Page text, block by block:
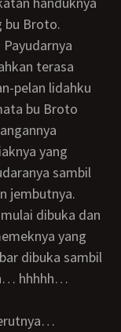
bu Broto.
terasa
pelan lidahku
bu Broto
yang
sambil
jembutnya.
yang
dibuka sambil
hhhhh…